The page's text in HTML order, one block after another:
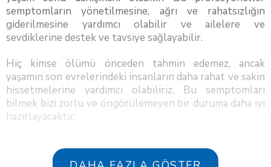
semptomların yönetilmesine, ağrı ve rahatsızlığın
giderilmesine yardımcı olabilir ve ailelere ve
sevdiklerine destek ve tavsiye sağlayabilir.
Hiç kimse ölümü önceden tahmin edemez, ancak
yaşamın son evrelerindeki insanların daha rahat ve sakin
hissetmelerine yardımcı olabiliriz. Bu semptomları
bilmek bizi zorlu ve öngörülemeyen bir duruma daha iyi
hazırlayacaktır.